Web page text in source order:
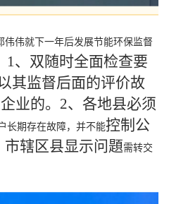
伟伟就下一年后发展节能环保监督
1、双随时全面检查要
其监督后面的评价故
业的。2、各地县必须
长期存在故障，并不能控制公
辖区县显示问題需转交